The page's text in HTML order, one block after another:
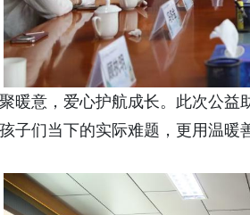
暖意，爱心护航成长。此次公益
子们当下的实际难题，更用温